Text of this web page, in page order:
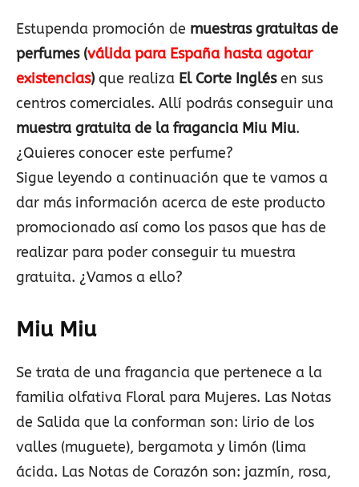
Estupenda promoción de muestras gratuitas de
perfumes (válida para España hasta agotar
existencias) que realiza El Corte Inglésen sus
centros comerciales. Allí podrás conseguir una
muestra gratuita de la fragancia Miu Miu.
¿Quieres conocer este perfume?
Sigue leyendo a continuación que te vamos a
dar más información acerca de este producto
promocionado así como los pasos que has de
realizar para poder conseguir tu muestra
gratuita. ¿Vamos a ello?
Miu Miu
Se trata de una fragancia que pertenece a la
familia olfativa Floral para Mujeres. Las Notas
de Salida que la conforman son: lirio de los
valles (muguete), bergamota y limón (lima
ácida. Las Notas de Corazón son: jazmín, rosa,